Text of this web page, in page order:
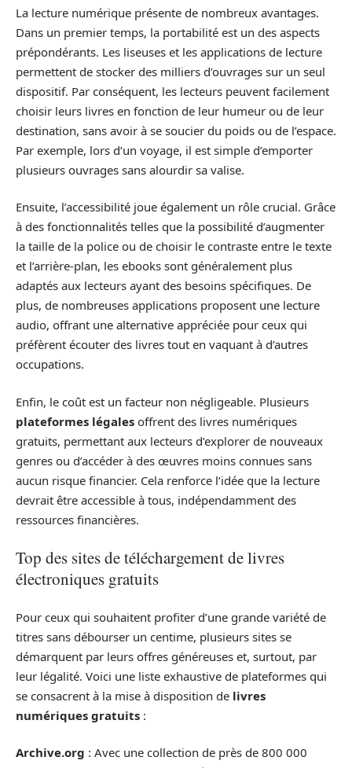
La lecture numérique présente de nombreux avantages.
Dans un premier temps, la portabilité est un des aspects
prépondérants. Les liseuses et les applications de lecture
permettent de stocker des milliers d’ouvrages sur un seul
dispositif. Par conséquent, les lecteurs peuvent facilement
choisir leurs livres en fonction de leur humeur ou de leur
destination, sans avoir à se soucier du poids ou de l’espace.
Par exemple, lors d’un voyage, il est simple d’emporter
plusieurs ouvrages sans alourdir sa valise.
Ensuite, l’accessibilité joue également un rôle crucial. Grâce
à des fonctionnalités telles que la possibilité d’augmenter
la taille de la police ou de choisir le contraste entre le texte
et l’arrière-plan, les ebooks sont généralement plus
adaptés aux lecteurs ayant des besoins spécifiques. De
plus, de nombreuses applications proposent une lecture
audio, offrant une alternative appréciée pour ceux qui
préfèrent écouter des livres tout en vaquant à d’autres
occupations.
Enfin, le coût est un facteur non négligeable. Plusieurs
plateformes légales offrent des livres numériques
gratuits, permettant aux lecteurs d’explorer de nouveaux
genres ou d’accéder à des œuvres moins connues sans
aucun risque financier. Cela renforce l’idée que la lecture
devrait être accessible à tous, indépendamment des
ressources financières.
Top des sites de téléchargement de livres
électroniques gratuits
Pour ceux qui souhaitent profiter d’une grande variété de
titres sans débourser un centime, plusieurs sites se
démarquent par leurs offres généreuses et, surtout, par
leur légalité. Voici une liste exhaustive de plateformes qui
se consacrent à la mise à disposition de livres
numériques gratuits :
Archive.org : Avec une collection de près de 800 000